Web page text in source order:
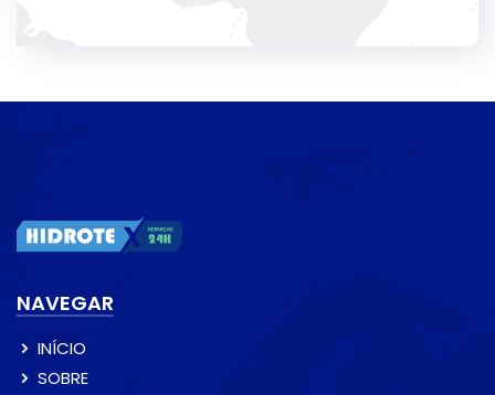
NAVEGAR
INÍCIO
SOBRE